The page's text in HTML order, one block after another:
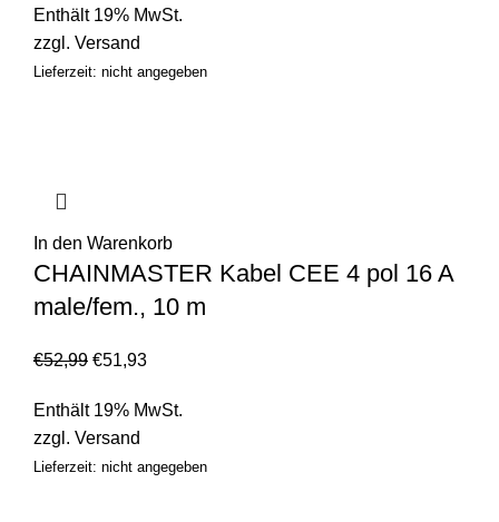
Enthält 19% MwSt.
zzgl. Versand
Lieferzeit: nicht angegeben
In den Warenkorb
CHAINMASTER Kabel CEE 4 pol 16 A
male/fem., 10 m
€52,99 €51,93
Enthält 19% MwSt.
zzgl. Versand
Lieferzeit: nicht angegeben